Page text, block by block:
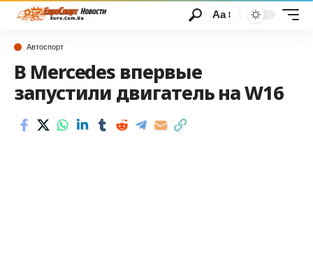
Аа
Автоспорт
В Mercedes впервые
запустили двигатель на W16